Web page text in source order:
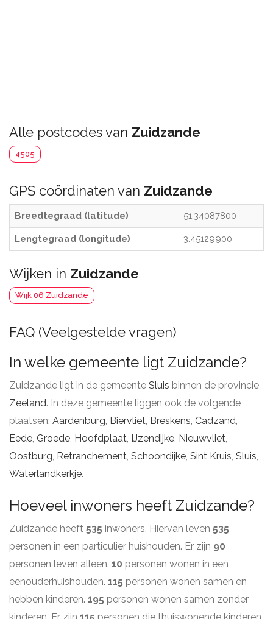
Alle postcodes van Zuidzande
4505
GPS coördinaten van Zuidzande
Breedtegraad (latitude) 51.34087800
Lengtegraad (longitude) 3.45129900
Wijken in Zuidzande
Wijk 06 Zuidzande
FAQ (Veelgestelde vragen)
In welke gemeente ligt Zuidzande?
Zuidzande ligt in de gemeente Sluis binnen de provincie
Zeeland. In deze gemeente liggen ook de volgende
plaatsen: Aardenburg, Biervliet, Breskens, Cadzand,
Eede, Groede, Hoofdplaat, IJzendijke, Nieuwvliet,
Oostburg, Retranchement, Schoondijke, Sint Kruis, Sluis,
Waterlandkerkje.
Hoeveel inwoners heeft Zuidzande?
Zuidzande heeft 535 inwoners. Hiervan leven 535
personen in een particulier huishouden. Er zijn 90
personen leven alleen. 10 personen wonen in een
eenouderhuishouden. 115 personen wonen samen en
hebben kinderen. 195 personen wonen samen zonder